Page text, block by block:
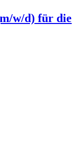
w/d) für die